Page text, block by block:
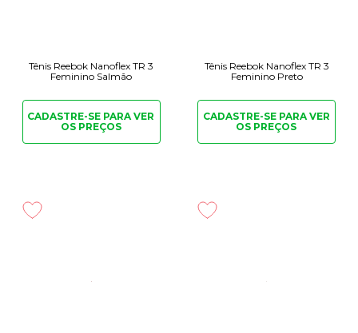
Tênis Reebok Nanoflex TR 3
Feminino Salmão
CADASTRE-SE PARAVER
OS PREÇOS
Tênis Reebok Nanoflex TR 3
Feminino Preto
CADASTRE-SE PARAVER
OS PREÇOS